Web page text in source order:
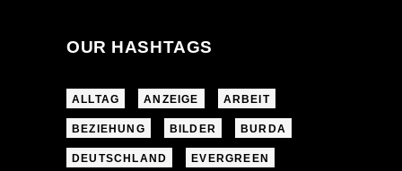
OUR HASHTAGS
ALLTAG ANZEIGE ARBEIT
BEZIEHUNG BILDER BURDA
DEUTSCHLAND EVERGREEN